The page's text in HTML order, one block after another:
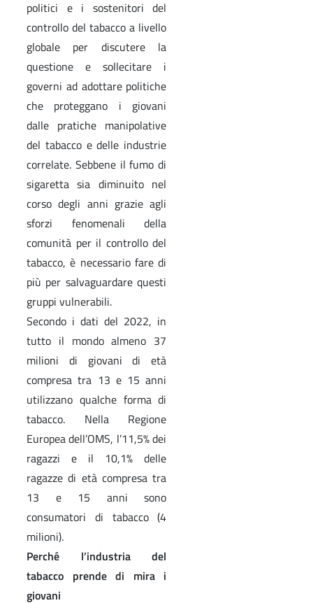
politici e i sostenitori del
controllo del tabacco a livello
globale per discutere la
questione e sollecitare i
governi ad adottare politiche
che proteggano i giovani
dalle pratiche manipolative
del tabacco e delle industrie
correlate. Sebbene il fumo di
sigaretta sia diminuito nel
corso degli anni grazie agli
sforzi fenomenali della
comunità per il controllo del
tabacco, è necessario fare di
più per salvaguardare questi
gruppi vulnerabili.
Secondo i dati del 2022, in
tutto il mondo almeno 37
milioni di giovani di età
compresa tra 13 e 15 anni
utilizzano qualche forma di
tabacco. Nella Regione
Europea dell’OMS, l’11,5% dei
ragazzi e il 10,1% delle
ragazze di età compresa tra
13 e 15 anni sono
consumatori di tabacco (4
milioni).
Perché l’industria del
tabacco prende di mira i
giovani